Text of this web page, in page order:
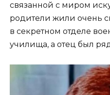
связанной с миром
родители жили очень
в секретном отделе
училища, а отец был